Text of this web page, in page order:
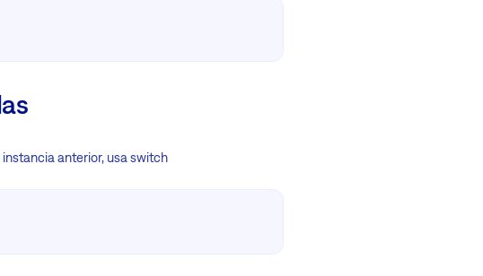
anterior, usa switch